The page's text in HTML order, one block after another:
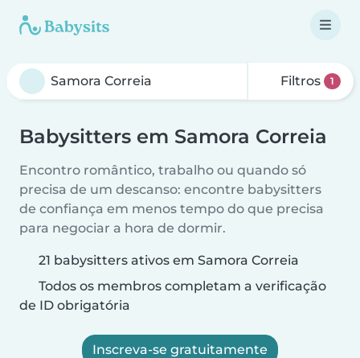
Filtros 1
Babysitters em Samora Correia
Encontro romântico, trabalho ou quando só
precisa de um descanso: encontre babysitters
de confiança em menos tempo do que precisa
para negociar a hora de dormir.
21 babysitters ativos em Samora Correia
Todos os membros completam a verificação
de ID obrigatória
Inscreva-se gratuitamente